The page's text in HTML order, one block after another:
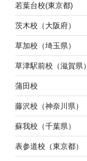
若葉台校(東京都)
茨木校（大阪府）
草加校（埼玉県）
草津駅前校（滋賀県）
蒲田校
藤沢校（神奈川県）
蘇我校（千葉県）
表参道校（東京都）